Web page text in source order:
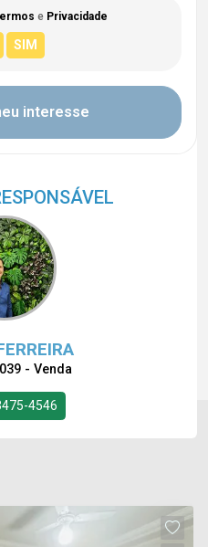
e Privacidade
interesse
- Venda
4546